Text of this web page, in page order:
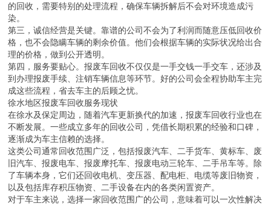
的回收，需要特别的处理流程，确保车辆拆解后不会对环境造成污
染。
第三，诚信经营是关键。靠谱的公司不会为了利润而随意压低回收价
格，也不会隐瞒车辆的剩余价值。他们会根据车辆的实际状况给出合
理的价格，做到公开透明。
第四，服务要贴心。报废车回收不仅仅是一手交钱一手交车，还涉及
到办理报废手续、注销车辆信息等环节。好的公司会全程协助车主完
成这些流程，省去车主的后顾之忧。
徐水地区报废车回收服务现状
在徐水及保定周边，随着汽车更新换代的加速，报废车回收行业也在
不断发展。一些成立多年的回收公司，凭借长期积累的经验和口碑，
逐渐成为车主信赖的选择。
这类公司通常回收范围广泛，包括报废汽车、二手货车、黄标车、废
旧汽车、报废电车、报废摩托车、报废电动三轮车、二手吊车等。除
了车辆本身，它们还回收电机、变压器、配电柜、电缆等废旧物资，
以及包括库存积压物资、二手设备在内的各类闲置资产。
对于车主来说，选择一家回收范围广的公司，意味着可以一次性解决